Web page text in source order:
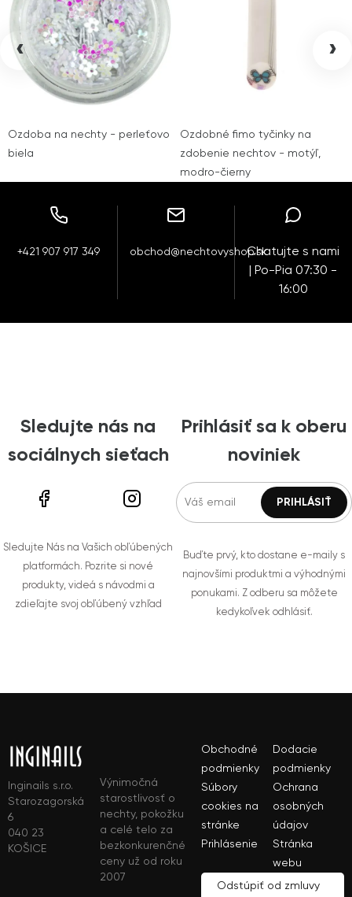
Ozdoba na nechty - perleťovo
biela
Ozdobné fimo tyčinky na
zdobenie nechtov - motýľ,
modro-čierny
‹ ›
+421 907 917 349 obchod@nechtovyshop.skChatujte s nami
| Po-Pia 07:30 -
16:00
Sledujte nás na
sociálnych sieťach
Sledujte Nás na Vašich obľúbených
platformách. Pozrite si nové
produkty, videá s návodmi a
zdieľajte svoj obľúbený vzhľad
Prihlásiť sa k oberu
noviniek
Buďte prvý, kto dostane e-maily s
najnovšími produktmi a výhodnými
ponukami. Z odberu sa môžete
kedykoľvek odhlásiť.
Inginails s.r.o.
Starozagorská
6
040 23
KOŠICE
Výnimočná
starostlivosť o
nechty, pokožku
a celé telo za
bezkonkurenčné
ceny už od roku
2007
Obchodné
podmienky
Dodacie
podmienky
Súbory
cookies na
stránke
Ochrana
osobných
údajov
Prihlásenie
Stránka
webu
Odstúpiť od zmluvy